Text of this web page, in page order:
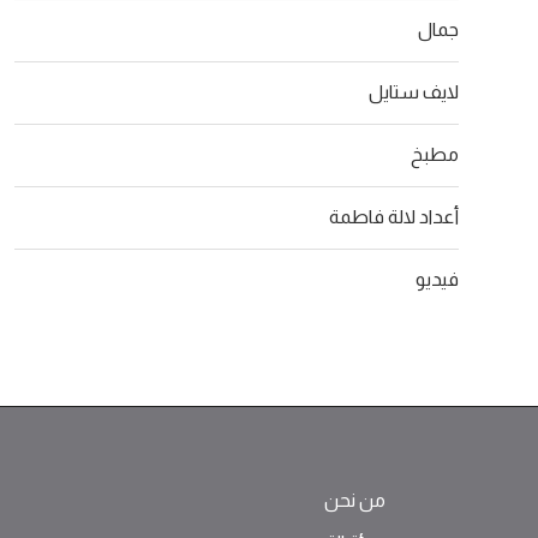
جمال
لايف ستايل
مطبخ
أعداد لالة فاطمة
فيديو
من نحن